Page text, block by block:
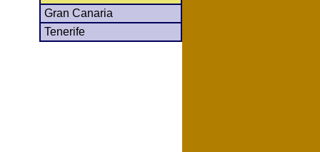
Gran Canaria
Tenerife